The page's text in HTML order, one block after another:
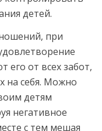
детей.
при
его от всех забот,
на себя. Можно
детям
негативное
с тем мешая